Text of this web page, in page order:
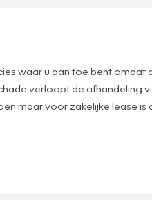
waar u aan toe bent
verloopt de afhandeling
maar voor zakelijke lease is